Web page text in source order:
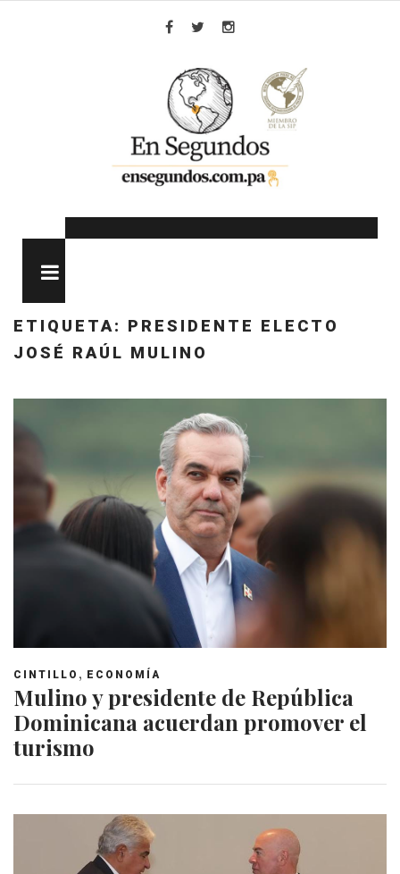
ETIQUETA: PRESIDENTE ELECTO
JOSÉ RAÚL MULINO
CINTILLO , ECONOMÍA
Mulino y presidente de República
Dominicana acuerdan promover el
turismo